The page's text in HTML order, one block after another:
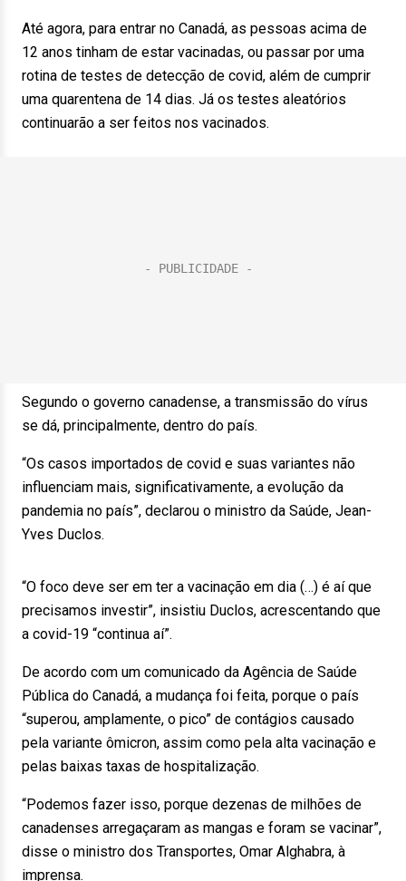
Até agora, para entrar no Canadá, as pessoas acima de
12 anos tinham de estar vacinadas, ou passar por uma
rotina de testes de detecção de covid, além de cumprir
uma quarentena de 14 dias. Já os testes aleatórios
continuarão a ser feitos nos vacinados.
Segundo o governo canadense, a transmissão do vírus
se dá, principalmente, dentro do país.
“Os casos importados de covid e suas variantes não
influenciam mais, significativamente, a evolução da
pandemia no país”, declarou o ministro da Saúde, Jean-
Yves Duclos.
“O foco deve ser em ter a vacinação em dia (…) é aí que
precisamos investir”, insistiu Duclos, acrescentando que
a covid-19 “continua aí”.
De acordo com um comunicado da Agência de Saúde
Pública do Canadá, a mudança foi feita, porque o país
“superou, amplamente, o pico” de contágios causado
pela variante ômicron, assim como pela alta vacinação e
pelas baixas taxas de hospitalização.
“Podemos fazer isso, porque dezenas de milhões de
canadenses arregaçaram as mangas e foram se vacinar”,
disse o ministro dos Transportes, Omar Alghabra, à
imprensa.